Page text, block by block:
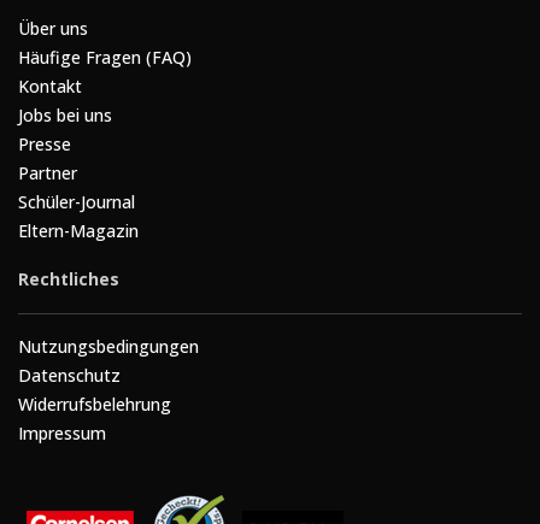
Über uns
Häufige Fragen (FAQ)
Kontakt
Jobs bei uns
Presse
Partner
Schüler-Journal
Eltern-Magazin
Rechtliches
Nutzungsbedingungen
Datenschutz
Widerrufsbelehrung
Impressum